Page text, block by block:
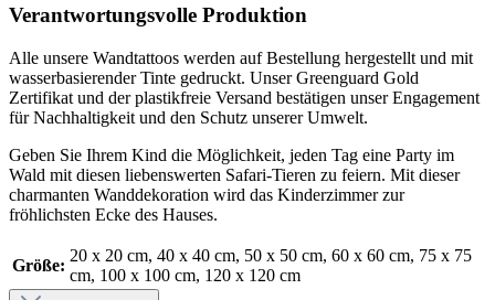
Verantwortungsvolle Produktion
Alle unsere Wandtattoos werden auf Bestellung hergestellt und mit
wasserbasierender Tinte gedruckt. Unser Greenguard Gold
Zertifikat und der plastikfreie Versand bestätigen unser Engagement
für Nachhaltigkeit und den Schutz unserer Umwelt.
Geben Sie Ihrem Kind die Möglichkeit, jeden Tag eine Party im
Wald mit diesen liebenswerten Safari-Tieren zu feiern. Mit dieser
charmanten Wanddekoration wird das Kinderzimmer zur
fröhlichsten Ecke des Hauses.
Größe:
20 x 20 cm, 40 x 40 cm, 50 x 50 cm, 60 x 60 cm, 75 x 75
cm, 100 x 100 cm, 120 x 120 cm